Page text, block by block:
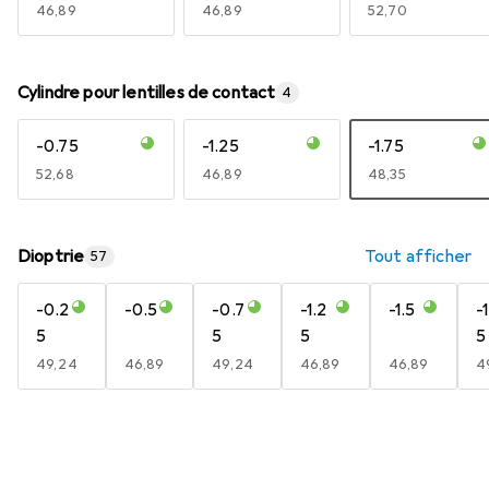
EUR
46,89 EUR
46,89 EUR
52,70
Cylindre pour lentilles de contact 4
-0.75
EUR
52,68
-1.25
EUR
46,89
-1.75
EUR
48,35
Dioptrie 57 Tout afficher
-0.2
5
EUR
49,24
-0.5
EUR
46,89
-0.7
5
EUR
49,24
-1.2
5
EUR
46,89
-1.5
EUR
46,89
-
5